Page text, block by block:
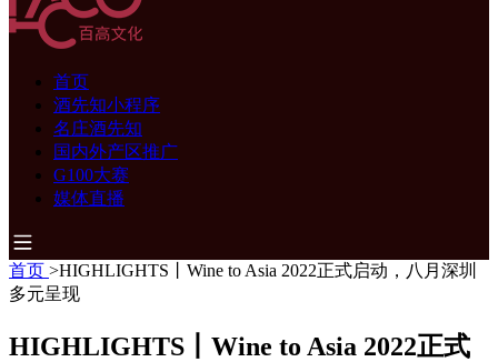
首页
酒先知小程序
名庄酒先知
国内外产区推广
G100大赛
媒体直播
首页 >HIGHLIGHTS丨Wine to Asia 2022正式启动，八月深圳
多元呈现
HIGHLIGHTS丨Wine to Asia 2022正式